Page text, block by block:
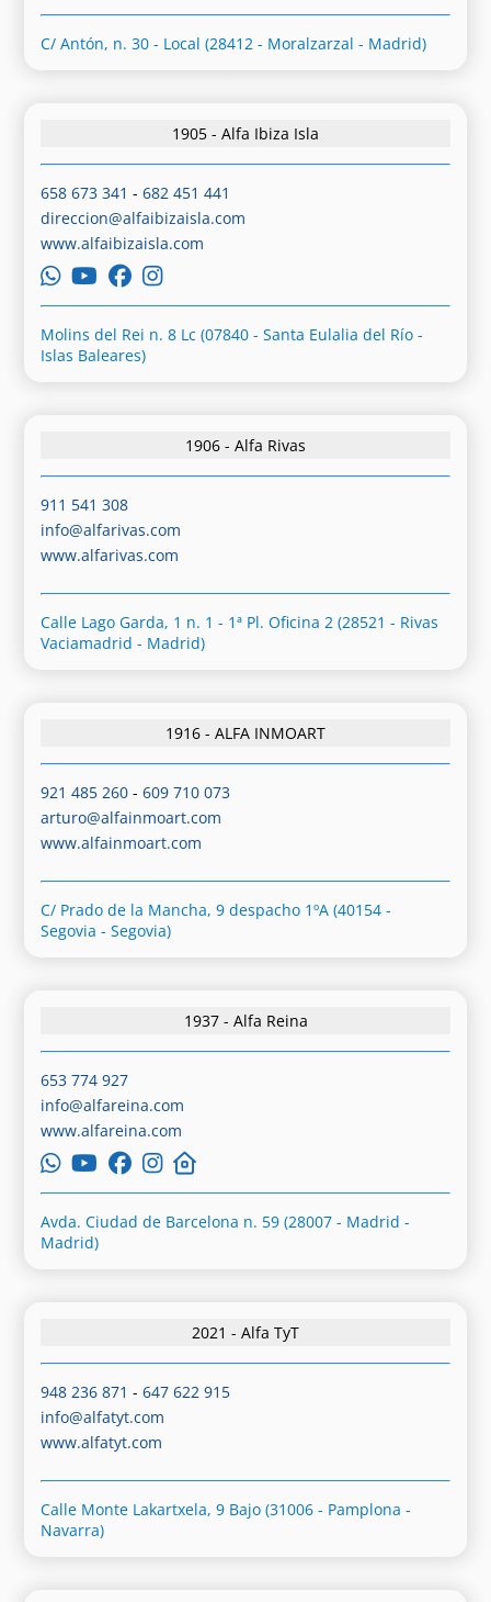
C/ Antón, n. 30 - Local (28412 - Moralzarzal - Madrid)
1905 - Alfa Ibiza Isla
658 673 341 -682 451 441
direccion@alfaibizaisla.com
www.alfaibizaisla.com
Molins del Rei n. 8 Lc (07840 - Santa Eulalia del Río -
Islas Baleares)
1906 - Alfa Rivas
911 541 308
info@alfarivas.com
www.alfarivas.com
Calle Lago Garda, 1 n. 1 - 1ª Pl. Oficina 2 (28521 - Rivas
Vaciamadrid - Madrid)
1916 - ALFA INMOART
921 485 260 -609 710 073
arturo@alfainmoart.com
www.alfainmoart.com
C/ Prado de la Mancha, 9 despacho 1ºA (40154 -
Segovia - Segovia)
1937 - Alfa Reina
653 774 927
info@alfareina.com
www.alfareina.com
Avda. Ciudad de Barcelona n. 59 (28007 - Madrid -
Madrid)
2021 - Alfa TyT
948 236 871 -647 622 915
info@alfatyt.com
www.alfatyt.com
Calle Monte Lakartxela, 9 Bajo (31006 - Pamplona -
Navarra)